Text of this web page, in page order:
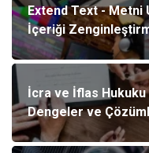
Extend Text - Metni
İçeriği
İcra ve İflas Hukuku
Dengeler ve